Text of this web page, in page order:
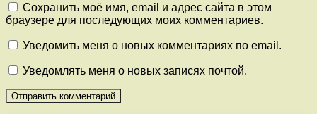
Сохранить моё имя, email и адрес сайта в этом
браузере для последующих моих комментариев.
Уведомить меня о новых комментариях по email.
Уведомлять меня о новых записях почтой.